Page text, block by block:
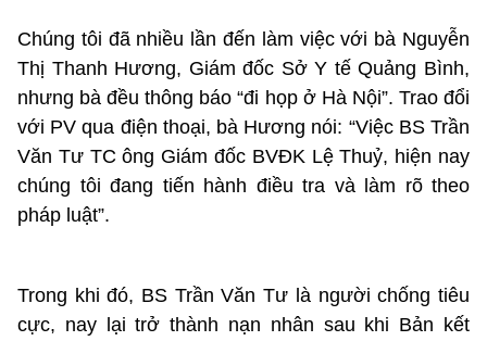
Chúng tôi đã nhiều lần đến làm việc với bà Nguyễn
Thị Thanh Hương, Giám đốc Sở Y tế Quảng Bình,
nhưng bà đều thông báo “đi họp ở Hà Nội”. Trao đổi
với PV qua điện thoại, bà Hương nói: “Việc BS Trần
Văn Tư TC ông Giám đốc BVĐK Lệ Thuỷ, hiện nay
chúng tôi đang tiến hành điều tra và làm rõ theo
pháp luật”.
Trong khi đó, BS Trần Văn Tư là người chống tiêu
cực, nay lại trở thành nạn nhân sau khi Bản kết